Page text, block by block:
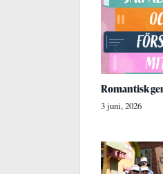
Romantisk
3 juni, 2026